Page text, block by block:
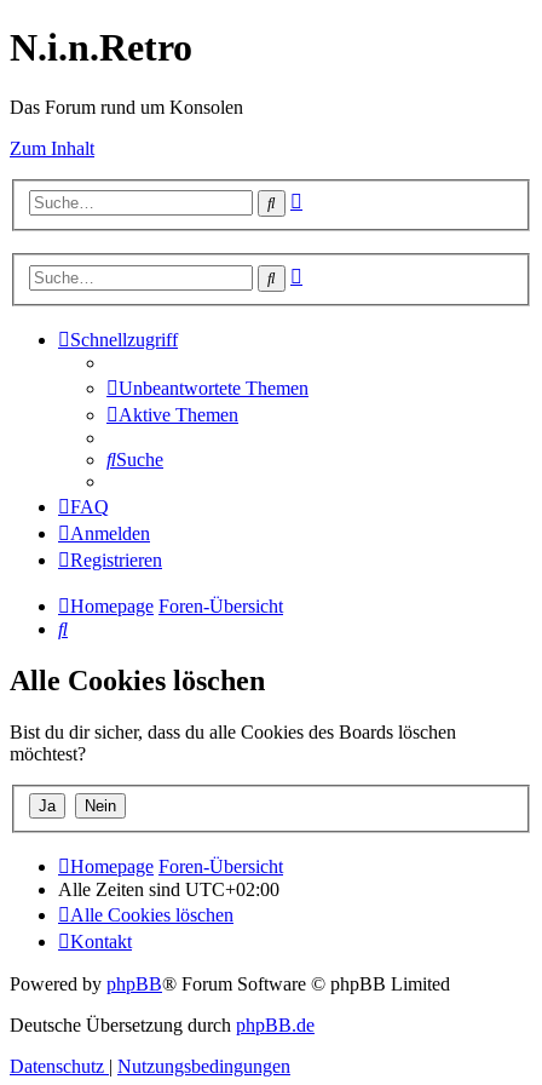
N.i.n.Retro
Das Forum rund um Konsolen
Zum Inhalt
Suche
Suche
Schnellzugriff
Unbeantwortete Themen
Aktive Themen
Suche
FAQ
Anmelden
Registrieren
Homepage Foren-Übersicht
Suche
Alle Cookies löschen
Bist du dir sicher, dass du alle Cookies des Boards löschen
möchtest?
Homepage Foren-Übersicht
Alle Zeiten sind UTC+02:00
Alle Cookies löschen
Kontakt
Powered by phpBB® Forum Software © phpBB Limited
Deutsche Übersetzung durch phpBB.de
Datenschutz
Nutzungsbedingungen